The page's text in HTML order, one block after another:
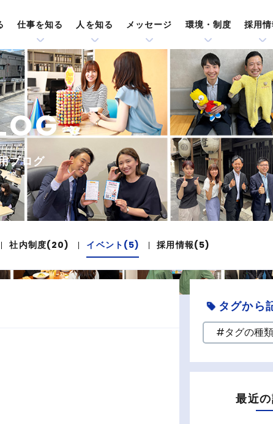
仕事を知る 人を知る メッセージ 環境・制度 採用
ブログ
社内制度(20) イベント(5) 採用情報(5)
タグから
最近